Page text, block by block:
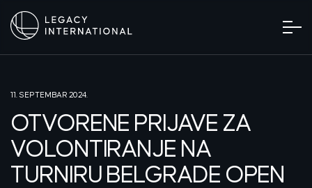
11. SEPTEMBAR 2024.
OTVORENE PRIJAVE ZA
VOLONTIRANJE NA
TURNIRU BELGRADE OPEN